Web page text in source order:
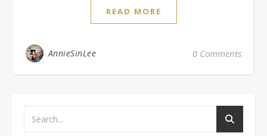
READ MORE
AnnieSinLee 0 Comments